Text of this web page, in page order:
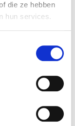
die ze hebben
hun services.
te
ons geleverde